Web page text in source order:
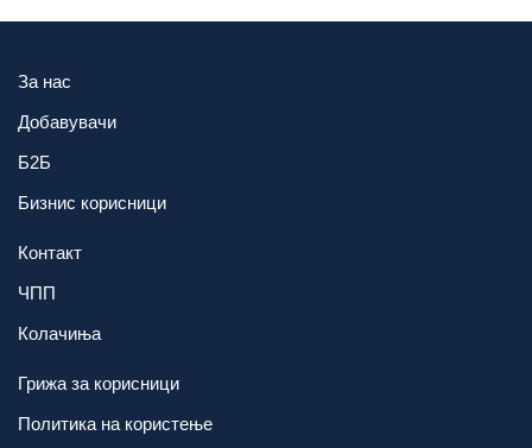
За нас
Добавувачи
Б2Б
Бизнис корисници
Контакт
ЧПП
Колачиња
Грижа за корисници
Политика на користење